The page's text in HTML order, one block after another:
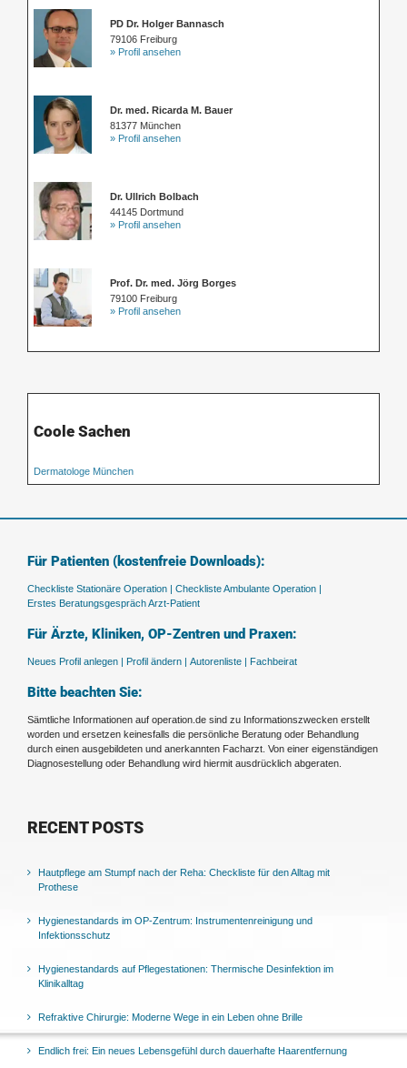
PD Dr. Holger Bannasch
79106 Freiburg
» Profil ansehen
Dr. med. Ricarda M. Bauer
81377 München
» Profil ansehen
Dr. Ullrich Bolbach
44145 Dortmund
» Profil ansehen
Prof. Dr. med. Jörg Borges
79100 Freiburg
» Profil ansehen
Coole Sachen
Dermatologe München
Für Patienten (kostenfreie Downloads):
Checkliste Stationäre Operation | Checkliste Ambulante Operation |
Erstes Beratungsgespräch Arzt-Patient
Für Ärzte, Kliniken, OP-Zentren und Praxen:
Neues Profil anlegen | Profil ändern | Autorenliste | Fachbeirat
Bitte beachten Sie:
Sämtliche Informationen auf operation.de sind zu Informationszwecken erstellt
worden und ersetzen keinesfalls die persönliche Beratung oder Behandlung
durch einen ausgebildeten und anerkannten Facharzt. Von einer eigenständigen
Diagnosestellung oder Behandlung wird hiermit ausdrücklich abgeraten.
RECENT POSTS
Hautpflege am Stumpf nach der Reha: Checkliste für den Alltag mit
Prothese
Hygienestandards im OP-Zentrum: Instrumentenreinigung und
Infektionsschutz
Hygienestandards auf Pflegestationen: Thermische Desinfektion im
Klinikalltag
Refraktive Chirurgie: Moderne Wege in ein Leben ohne Brille
Endlich frei: Ein neues Lebensgefühl durch dauerhafte Haarentfernung